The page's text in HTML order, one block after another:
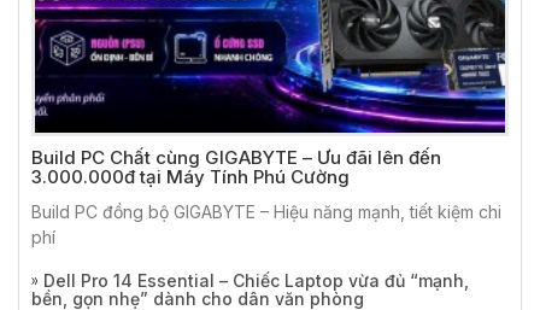
Build PC Chất cùng GIGABYTE – Ưu đãi lên đến
3.000.000đ tại Máy Tính Phú Cường
Build PC đồng bộ GIGABYTE – Hiệu năng mạnh, tiết kiệm chi
phí
Dell Pro 14 Essential – Chiếc Laptop vừa đủ “mạnh,
bền, gọn nhẹ” dành cho dân văn phòng